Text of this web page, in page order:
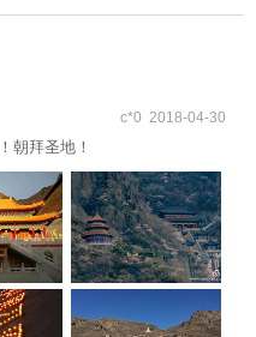
c*0 2018-04-30
朝拜圣地！